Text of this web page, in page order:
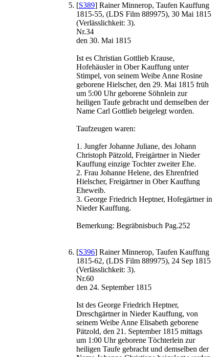
[S389] Rainer Minnerop, Taufen Kauffung
1815-55, (LDS Film 889975), 30 Mai 1815
(Verlässlichkeit: 3).
Nr.34
den 30. Mai 1815
Ist es Christian Gottlieb Krause,
Hofehäusler in Ober Kauffung unter
Stimpel, von seinem Weibe Anne Rosine
geborene Hielscher, den 29. Mai 1815 früh
um 5:00 Uhr geborene Söhnlein zur
heiligen Taufe gebracht und demselben der
Name Carl Gottlieb beigelegt worden.
Taufzeugen waren:
1. Jungfer Johanne Juliane, des Johann
Christoph Pätzold, Freigärtner in Nieder
Kauffung einzige Tochter zweiter Ehe.
2. Frau Johanne Helene, des Ehrenfried
Hielscher, Freigärtner in Ober Kauffung
Eheweib.
3. George Friedrich Heptner, Hofegärtner in
Nieder Kauffung.
Bemerkung: Begräbnisbuch Pag.252
[S396] Rainer Minnerop, Taufen Kauffung
1815-62, (LDS Film 889975), 24 Sep 1815
(Verlässlichkeit: 3).
Nr.60
den 24. September 1815
Ist des George Friedrich Heptner,
Dreschgärtner in Nieder Kauffung, von
seinem Weibe Anne Elisabeth geborene
Pätzold, den 21. September 1815 mittags
um 1:00 Uhr geborene Töchterlein zur
heiligen Taufe gebracht und demselben der